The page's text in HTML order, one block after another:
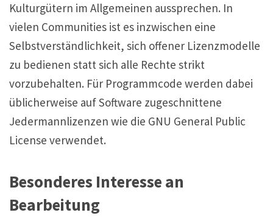
Kulturgütern im Allgemeinen aussprechen. In
vielen Communities ist es inzwischen eine
Selbstverständlichkeit, sich offener Lizenzmodelle
zu bedienen statt sich alle Rechte strikt
vorzubehalten. Für Programmcode werden dabei
üblicherweise auf Software zugeschnittene
Jedermannlizenzen wie die GNU General Public
License verwendet.
Besonderes Interesse an
Bearbeitung